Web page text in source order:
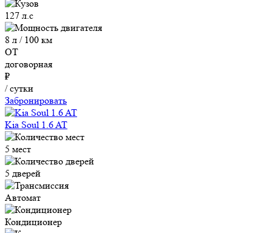
127 л.с
8 л / 100 км
ОТ
договорная
₽
/ сутки
Забронировать
Kia Soul 1.6 AT
5 мест
5 дверей
Автомат
Кондиционер